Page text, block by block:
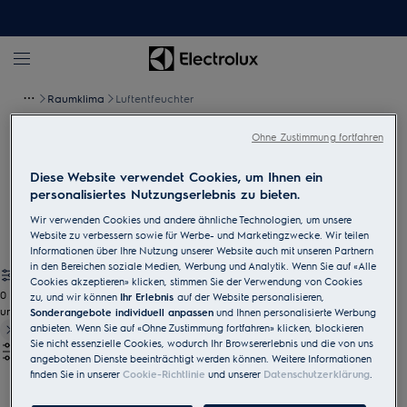
Raumklima Luftentfeuchter
Luftentfeuchter
Schaffen Sie dank unserer Luftentfeuchter in jedem Raum die
ideale Umgebung, damit Sie immer gesündere Luft haben.
0
undefined
Diese Website verwendet Cookies, um Ihnen ein
personalisiertes Nutzungserlebnis zu bieten.
Wir verwenden Cookies und andere ähnliche Technologien, um unsere
Website zu verbessern sowie für Werbe- und Marketingzwecke. Wir teilen
Informationen über Ihre Nutzung unserer Website auch mit unseren Partnern
in den Bereichen soziale Medien, Werbung und Analytik. Wenn Sie auf «Alle
Cookies akzeptieren» klicken, stimmen Sie der Verwendung von Cookies
zu, und wir können Ihr Erlebnisauf der Website personalisieren,
Sonderangebote individuell anpassen und Ihnen personalisierte Werbung
anbieten. Wenn Sie auf «Ohne Zustimmung fortfahren» klicken, blockieren
Sie nicht essenzielle Cookies, wodurch Ihr Browsererlebnis und die von uns
angebotenen Dienste beeinträchtigt werden können. Weitere Informationen
finden Sie in unsererCookie-Richtlinie und unserer Datenschutzerklärung
Ohne Zustimmung fortfahren